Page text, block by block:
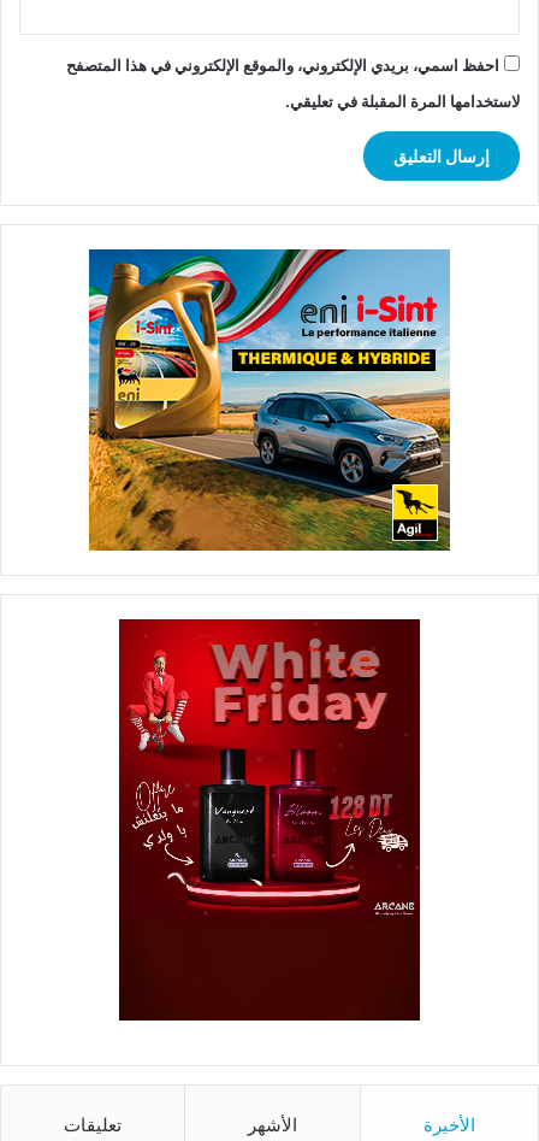
احفظ اسمي، بريدي الإلكتروني، والموقع الإلكتروني في هذا المتصفح
لاستخدامها المرة المقبلة في تعليقي.
الأخيرة الأشهر تعليقات